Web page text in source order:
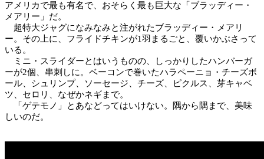
アメリカで最も有名で、おそらく最も巨大な「ブラッディー・
メアリー」だ。
超特大ジャグになみなみと注がれたブラッディー・メアリ
ー。その上に、フライドチキンが1羽まるごと、覆いかぶさって
いる。
ミニ・スライダーとはいうものの、しっかりしたハンバーガ
ーが2個、串刺しに。ベーコンで巻いたハラペーニョ・チーズボ
ール、シュリンプ、ソーセージ、チーズ、ピクルス、芽キャベ
ツ、セロリ、なぜかネギまで。
「ゲテモノ」とあなどってはいけない。隅から隅まで、美味
しいのだ。